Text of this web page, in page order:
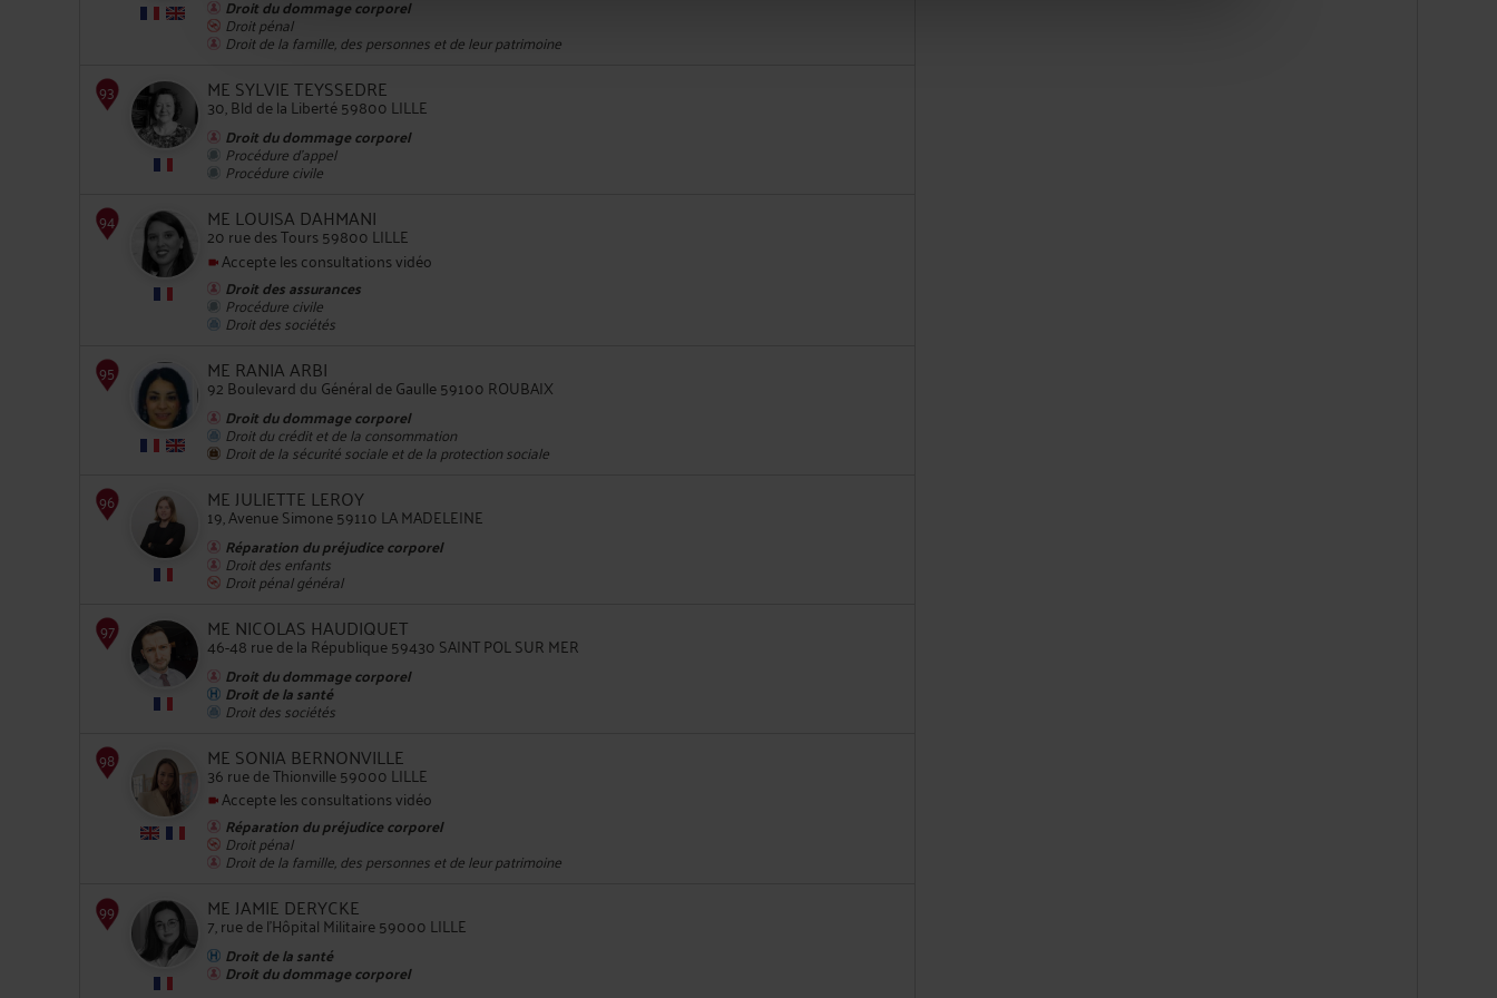
92
Droit du dommage corporel
Droit pénal
Droit de la famille, des personnes et de leur patrimoine
ME SYLVIE TEYSSEDRE
30, Bld de la Liberté 59800 LILLE
Droit du dommage corporel
Procédure d'appel
Procédure civile
94
ME LOUISA DAHMANI
20 rue des Tours 59800 LILLE
Accepte les consultations vidéo
Droit des assurances
Procédure civile
Droit des sociétés
95
ME RANIA ARBI
92 Boulevard du Général de Gaulle 59100 ROUBAIX
Droit du dommage corporel
Droit du crédit et de la consommation
Droit de la sécurité sociale et de la protection sociale
ME JULIETTE LEROY
19, Avenue Simone 59110 LA MADELEINE
Réparation du préjudice corporel
Droit des enfants
Droit pénal général
ME NICOLAS HAUDIQUET
46-48 rue de la République 59430 SAINT POL SUR MER
Droit du dommage corporel
Droit de la santé
Droit des sociétés
ME SONIA BERNONVILLE
36 rue de Thionville 59000 LILLE
Accepte les consultations vidéo
Réparation du préjudice corporel
Droit pénal
Droit de la famille, des personnes et de leur patrimoine
ME JAMIE DERYCKE
7, rue de l'Hôpital Militaire 59000 LILLE
Droit de la santé
Droit du dommage corporel